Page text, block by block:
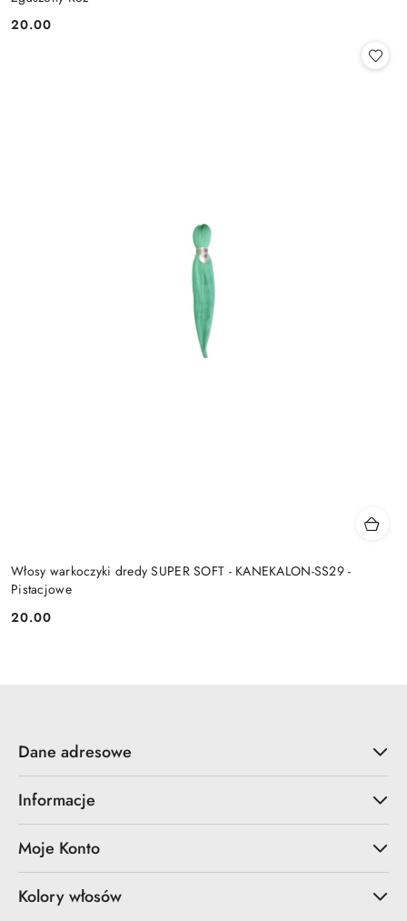
Cena:
20.00
Włosy warkoczyki dredy SUPER SOFT - KANEKALON-SS29 -
Pistacjowe
Cena:
20.00
Dane adresowe
Informacje
Moje Konto
Kolory włosów